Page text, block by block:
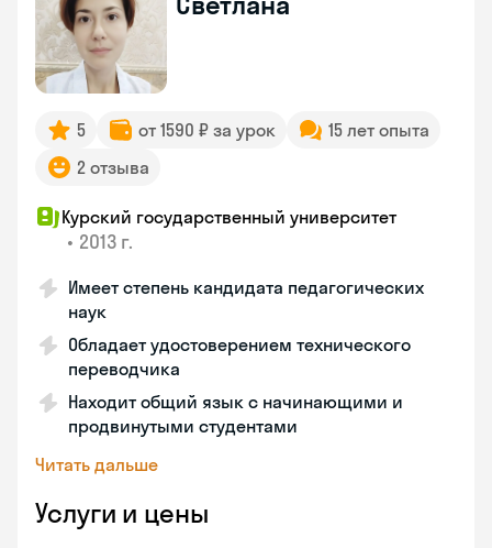
5 от 1590 ₽ за урок
15 лет опыта
2 отзыва
Курский государственный университет
• 2013 г.
Имеет степень кандидата педагогических
наук
Обладает удостоверением технического
переводчика
Находит общий язык с начинающими и
продвинутыми студентами
Читать дальше
Услуги и цены